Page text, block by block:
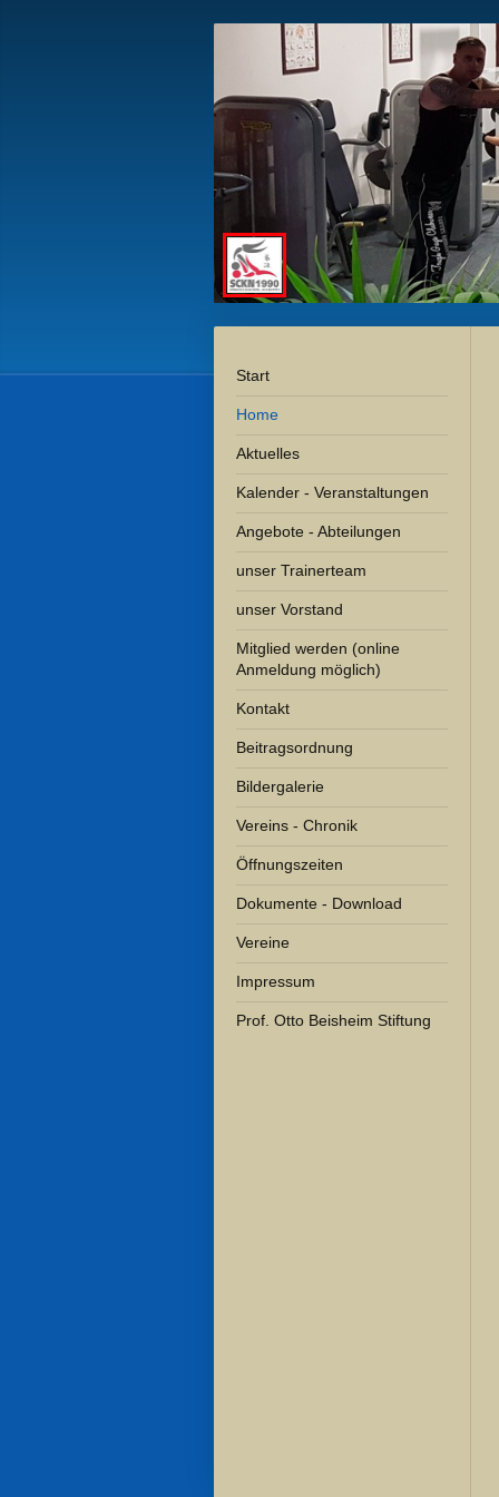
Start
Home
Aktuelles
Kalender - Veranstaltungen
Angebote - Abteilungen
unser Trainerteam
unser Vorstand
Mitglied werden (online
Anmeldung möglich)
Kontakt
Beitragsordnung
Bildergalerie
Vereins - Chronik
Öffnungszeiten
Dokumente - Download
Vereine
Impressum
Prof. Otto Beisheim Stiftung